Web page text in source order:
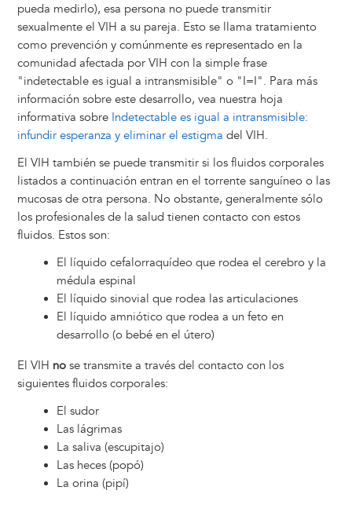
pueda medirlo), esa persona no puede transmitir
sexualmente el VIH a su pareja. Esto se llama tratamiento
como prevención y comúnmente es representado en la
comunidad afectada por VIH con la simple frase
"indetectable es igual a intransmisible" o "I=I". Para más
información sobre este desarrollo, vea nuestra hoja
informativa sobre Indetectable es igual a intransmisible:
infundir esperanza y eliminar el estigma del VIH.
El VIH también se puede transmitir si los fluidos corporales
listados a continuación entran en el torrente sanguíneo o las
mucosas de otra persona. No obstante, generalmente sólo
los profesionales de la salud tienen contacto con estos
fluidos. Estos son:
El líquido cefalorraquídeo que rodea el cerebro y la
médula espinal
El líquido sinovial que rodea las articulaciones
El líquido amniótico que rodea a un feto en
desarrollo (o bebé en el útero)
El VIH nose transmite a través del contacto con los
siguientes fluidos corporales:
El sudor
Las lágrimas
La saliva (escupitajo)
Las heces (popó)
La orina (pipí)